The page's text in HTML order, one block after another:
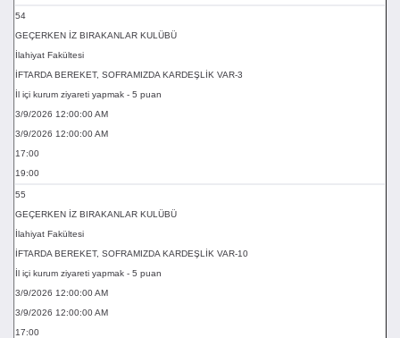
54
GEÇERKEN İZ BIRAKANLAR KULÜBÜ
İlahiyat Fakültesi
İFTARDA BEREKET, SOFRAMIZDA KARDEŞLİK VAR-3
İl içi kurum ziyareti yapmak - 5 puan
3/9/2026 12:00:00 AM
3/9/2026 12:00:00 AM
17:00
19:00
55
GEÇERKEN İZ BIRAKANLAR KULÜBÜ
İlahiyat Fakültesi
İFTARDA BEREKET, SOFRAMIZDA KARDEŞLİK VAR-10
İl içi kurum ziyareti yapmak - 5 puan
3/9/2026 12:00:00 AM
3/9/2026 12:00:00 AM
17:00